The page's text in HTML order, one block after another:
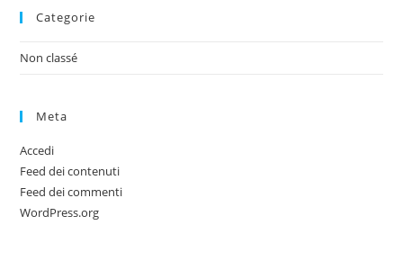
Categorie
Non classé
Meta
Accedi
Feed dei contenuti
Feed dei commenti
WordPress.org